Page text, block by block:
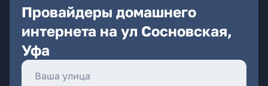
Провайдеры домашнего
интернета на ул Сосновская,
Уфа